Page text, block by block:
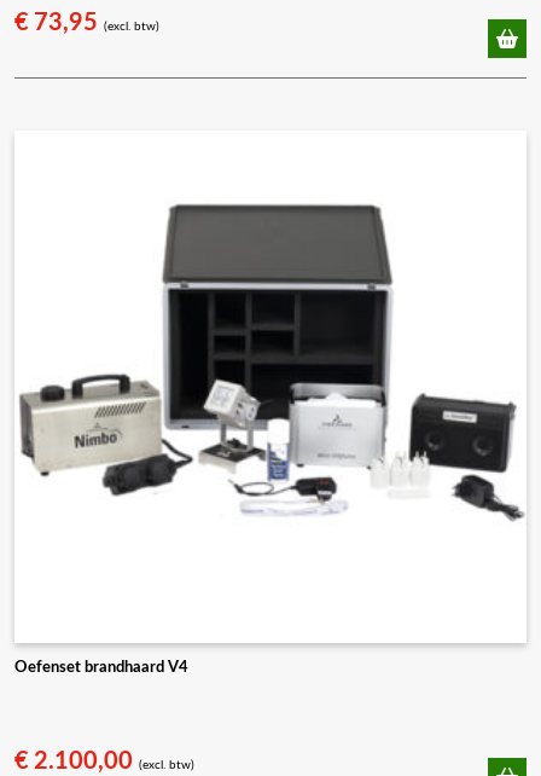
€ 73,95 (excl. btw)
Oefenset brandhaard V4
€ 2.100,00 (excl. btw)